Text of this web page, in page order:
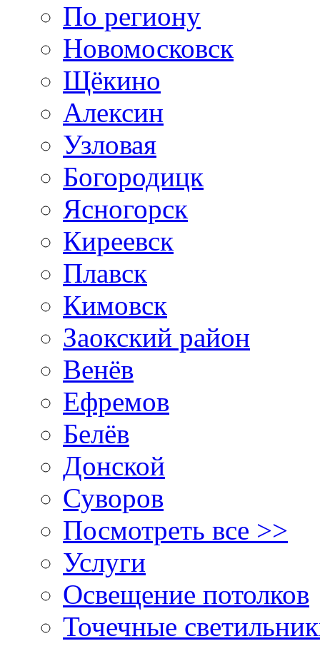
По региону
Новомосковск
Щёкино
Алексин
Узловая
Богородицк
Ясногорск
Киреевск
Плавск
Кимовск
Заокский район
Венёв
Ефремов
Белёв
Донской
Суворов
Посмотреть все >>
Услуги
Освещение потолков
Точечные